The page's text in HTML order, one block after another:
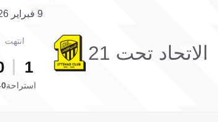
9 فبراير 2026
الاتحاد تحت 21
انتهت
1
استراحة